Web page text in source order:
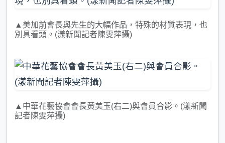
▲美加前會長與先生的大幅作品，特殊的材質表現，也
別具看頭。(漾新聞記者陳雯萍攝)
▲中華花藝協會會長黃美玉(右二)與會員合影。(漾新聞
記者陳雯萍攝)